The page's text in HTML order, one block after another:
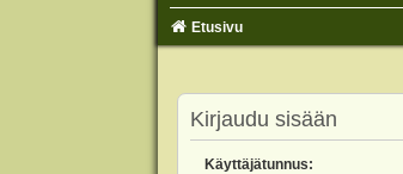
Etusivu
Kirjaudu sisään
Käyttäjätunnus: